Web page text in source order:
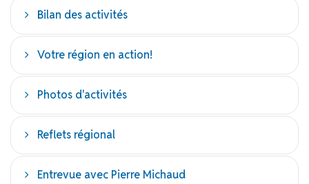
Bilan des activités
Votre région en action!
Photos d'activités
Reflets régional
Entrevue avec Pierre Michaud